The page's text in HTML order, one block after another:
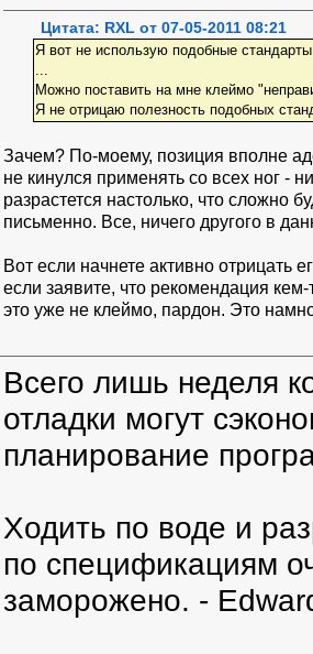
Цитата: RXL от 07-05-2011 08:21
Я вот не использую подобные
Можно поставить на мне клеймо
Я не отрицаю полезность подобных
Зачем? По-моему, позиция вполне
не кинулся применять со всех ног -
разрастется настолько, что сложно
письменно. Все, ничего другого в
Вот если начнете активно отрицать
если заявите, что рекомендация кем-
это уже не клеймо, пардон. Это
Всего лишь неделя
отладки могут
планирование
Ходить по воде и
по спецификациям
заморожено. -